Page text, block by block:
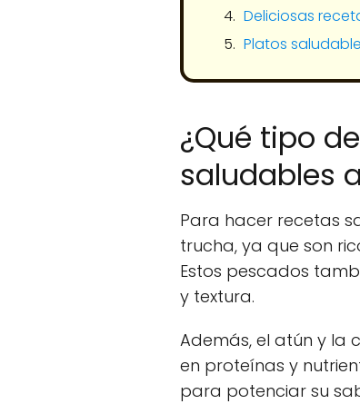
Deliciosas
Platos
¿Qué tipo
saludables
Para hacer recetas
trucha, ya que son
Estos pescados
y textura.
Además, el atún y la
en proteínas y
para potenciar su